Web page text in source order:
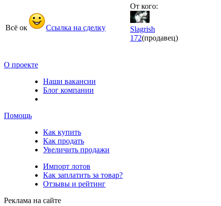
Всё ок Ссылка на сделку
От кого:
Slagrish
172(продавец)
О проекте
Наши вакансии
Блог компании
Помощь
Как купить
Как продать
Увеличить продажи
Импорт лотов
Как заплатить за товар?
Отзывы и рейтинг
Реклама на сайте